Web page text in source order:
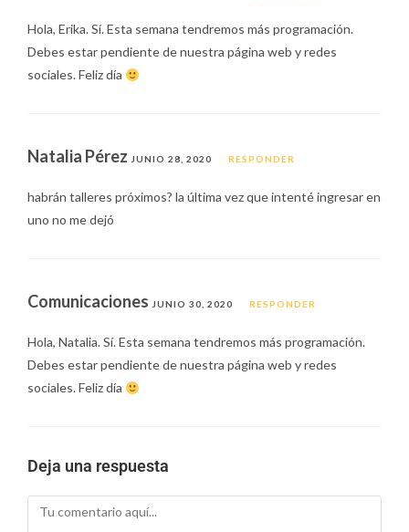
Hola, Erika. Sí. Esta semana tendremos más programación.
Debes estar pendiente de nuestra página web y redes
sociales. Feliz día
Natalia Pérez JUNIO 28, 2020 RESPONDER
habrán talleres próximos? la última vez que intenté ingresar en
uno no me dejó
Comunicaciones JUNIO 30, 2020 RESPONDER
Hola, Natalia. Sí. Esta semana tendremos más programación.
Debes estar pendiente de nuestra página web y redes
sociales. Feliz día
Deja una respuesta